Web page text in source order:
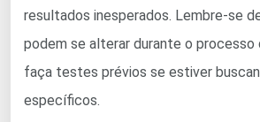
resultados inesperados. Lembre-se
podem se alterar durante o processo
faça testes prévios se estiver
específicos.